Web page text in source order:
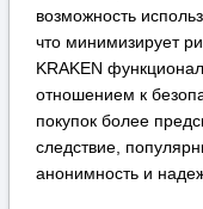
Быстрый алгоритм
1. Установите Tor
2. Откройте
к сети Tor.
3. В адресной
https://